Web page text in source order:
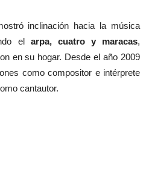
inclinación hacia la música
el arpa, cuatro y maracas,
en su hogar. Desde el año 2009
como compositor e intérprete
cantautor.